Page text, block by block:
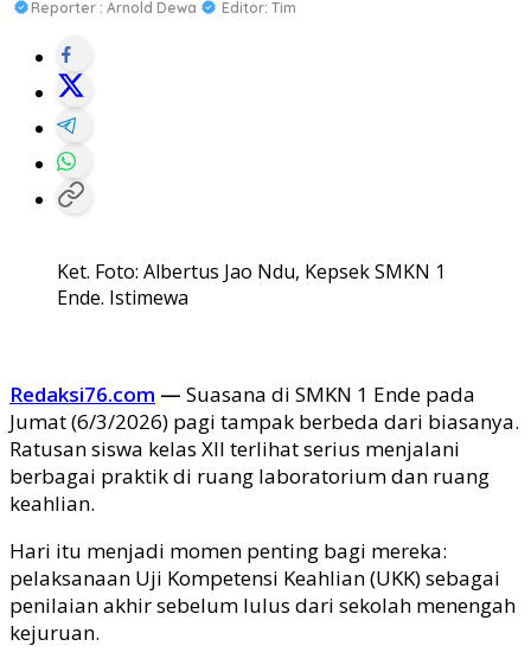
Reporter : Arnold Dewa Editor: Tim
Ket. Foto: Albertus Jao Ndu, Kepsek SMKN 1
Ende. Istimewa
Redaksi76.com — Suasana di SMKN 1 Ende pada
Jumat (6/3/2026) pagi tampak berbeda dari biasanya.
Ratusan siswa kelas XII terlihat serius menjalani
berbagai praktik di ruang laboratorium dan ruang
keahlian.
Hari itu menjadi momen penting bagi mereka:
pelaksanaan Uji Kompetensi Keahlian (UKK) sebagai
penilaian akhir sebelum lulus dari sekolah menengah
kejuruan.